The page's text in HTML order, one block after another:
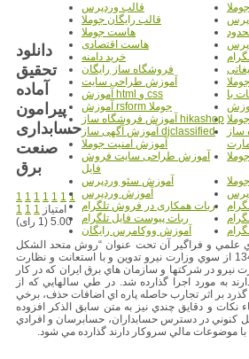
قالب وردپرس
قالب رایگان جوملا
هاست جوملا
هاست اقتصادی
خرید دامنه
فروشگاه ساز رایگان
آموزش طراحی سایت
آموزش html و css
آموزش rsform جوملا
آموزش فروشگاه ساز hikashop
ساز
آموزش آگهی ساز djclassified
آموزش امنیت جوملا
آموزش طراحی سایت فروش
فایل
آموزش سئو وردپرس
آموزش وردپرس
ربات همکاری در فروش تلگرام
ربات پیوست فایل تلگرام
آموزش ووکامرس رایگان
دانلود
تحقیق
آماده
پیرامون
حسابداری
صنعت
برق
1 1 1 1 1 1 1
1 1 1 امتیاز
5.00 (1 رای)
علمي و فراگير آن تحت عنوان “روش متحد الشکل
حسابداري” در فروردين ماه 1346 از سوي وزارت نيرو تدوين و با استعانت و نظارت
نيرو در شرکتها و سازمان هاي برق ايران که در کار
دارند به مورد اجرا گذارده شد. در طي سالهايي که از
بر اثر تجارب حاصله پاره اي اضافات حذف، برخي
و دقايق چندي نيز به متن سابق الذکر افزوده
کنوني در دسترس حسابداران، حسابرسان و افرادي
موضوعات مالي سروکار دارند گذارده مي شود.